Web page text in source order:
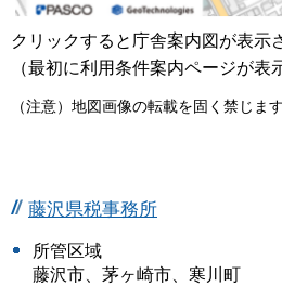
クリックすると庁舎案内図が表示
（最初に利用条件案内ページが表
（注意）地図画像の転載を固く禁じます
藤沢県税事務所
所管区域
藤沢市、茅ヶ崎市、寒川町